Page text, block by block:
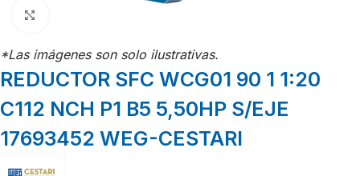
*Las imágenes son solo ilustrativas.
REDUCTOR SFC WCG01 90 1 1:20
C112 NCH P1 B5 5,50HP S/EJE
17693452 WEG-CESTARI